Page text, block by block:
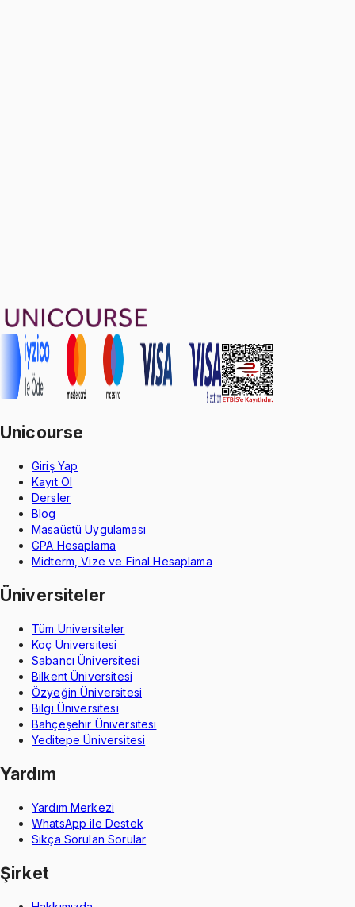
Unicourse
Giriş Yap
Kayıt Ol
Dersler
Blog
Masaüstü Uygulaması
GPA Hesaplama
Midterm, Vize ve Final Hesaplama
Üniversiteler
Tüm Üniversiteler
Koç Üniversitesi
Sabancı Üniversitesi
Bilkent Üniversitesi
Özyeğin Üniversitesi
Bilgi Üniversitesi
Bahçeşehir Üniversitesi
Yeditepe Üniversitesi
Yardım
Yardım Merkezi
WhatsApp ile Destek
Sıkça Sorulan Sorular
Şirket